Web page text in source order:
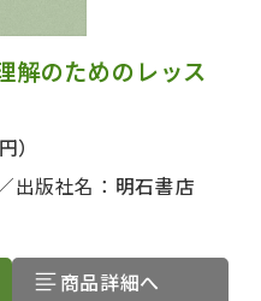
のためのレッス
）
出版社名： 明石書店
商品詳細へ